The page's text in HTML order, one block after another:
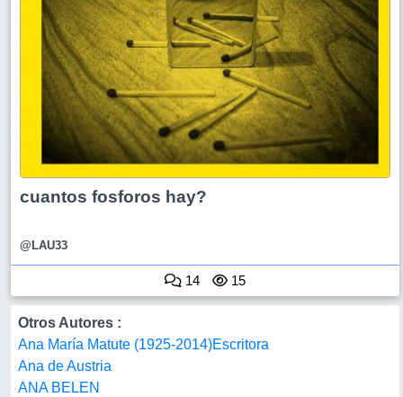
cuantos fosforos hay?
@LAU33
14 15
Otros Autores :
Ana María Matute (1925-2014)Escritora
Ana de Austria
ANA BELEN